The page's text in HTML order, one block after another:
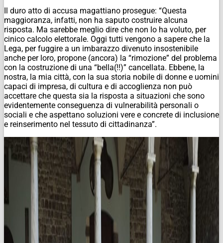
Il duro atto di accusa magattiano prosegue: “Questa
maggioranza, infatti, non ha saputo costruire alcuna
risposta. Ma sarebbe meglio dire che non lo ha voluto, per
cinico calcolo elettorale. Oggi tutti vengono a sapere che la
Lega, per fuggire a un imbarazzo divenuto insostenibile
anche per loro, propone (ancora) la “rimozione” del problema
con la costruzione di una “bella(!!)” cancellata. Ebbene, la
nostra, la mia città, con la sua storia nobile di donne e uomini
capaci di impresa, di cultura e di accoglienza non può
accettare che questa sia la risposta a situazioni che sono
evidentemente conseguenza di vulnerabilità personali o
sociali e che aspettano soluzioni vere e concrete di inclusione
e reinserimento nel tessuto di cittadinanza”.